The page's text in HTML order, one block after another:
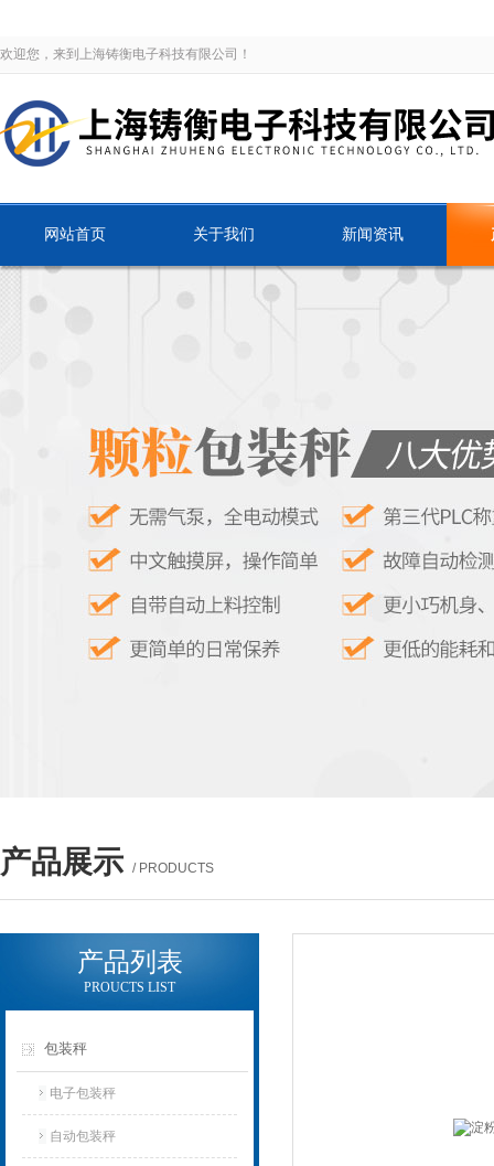
欢迎您，来到上海铸衡电子科技有限公司！
网站首页 关于我们 新闻资讯
产品展示 / PRODUCTS
产品列表
PROUCTS LIST
包装秤
电子包装秤
自动包装秤